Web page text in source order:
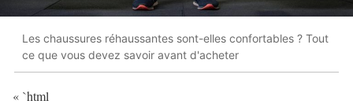
Les chaussures réhaussantes sont-elles confortables ? Tout
ce que vous devez savoir avant d'acheter
« `html